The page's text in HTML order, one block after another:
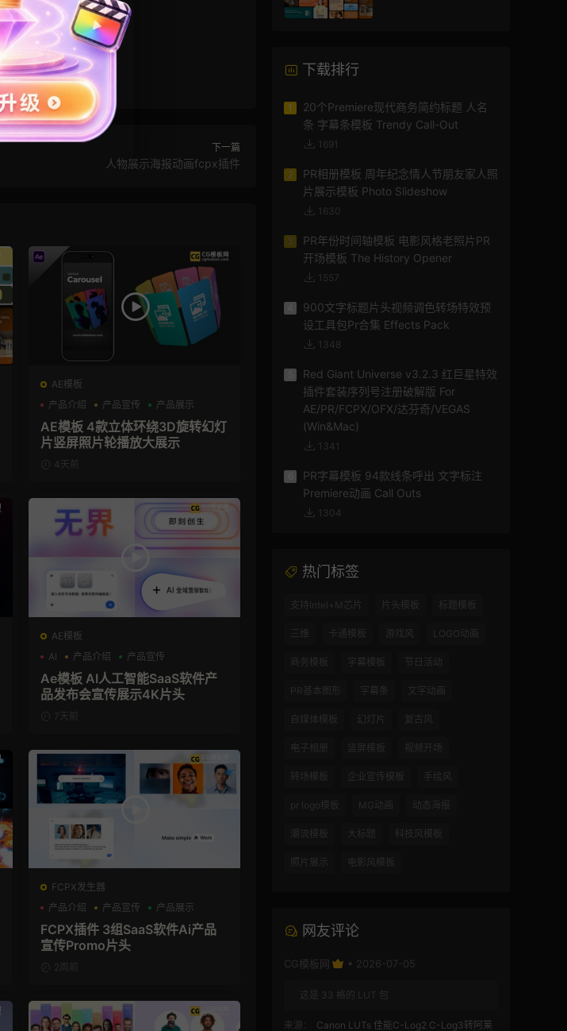
下一篇
人物展示海报动画fcpx插件
AE模板
产品介绍
产品宣传 产品展示
AE模板 4款立体环绕3D旋转幻灯
片竖屏照片轮播放大展示
4天前
AE模板
AI
产品介绍 产品宣传
Ae模板 AI人工智能SaaS软件产
品发布会宣传展示4K片头
7天前
FCPX发生器
产品介绍
产品宣传 产品展示
FCPX插件 3组SaaS软件Ai产品
宣传Promo片头
2周前
下载排行
1
20个Premiere现代商务简约标题 人名
条 字幕条模板 Trendy Call-Out
1691
2
PR相册模板 周年纪念情人节朋友家人照
片展示模板 Photo Slideshow
1630
3
PR年份时间轴模板 电影风格老照片PR
开场模板 The History Opener
1557
900文字标题片头视频调色转场特效预
设工具包Pr合集 Effects Pack
1348
Red Giant Universe v3.2.3 红巨星特效
插件套装序列号注册破解版 For
AE/PR/FCPX/OFX/达芬奇/VEGAS
(Win&Mac)
1341
PR字幕模板 94款线条呼出 文字标注
Premiere动画 Call Outs
1304
热门标签
支持Intel+M芯片 片头模板 标题模板
三维 卡通模板 游戏风 LOGO动画
商务模板 字幕模板 节日活动
PR基本图形 字幕条 文字动画
自媒体模板 幻灯片 复古风
电子相册 竖屏模板 视频开场
转场模板 企业宣传模板 手绘风
pr logo模板 MG动画 动态海报
潮流模板 大标题 科技风模板
照片展示 电影风模板
网友评论
CG模板网 • 2026-07-05
这是 33 格的 LUT 包
来源： Canon LUTs 佳能C-Log2 C-Log3转阿莱